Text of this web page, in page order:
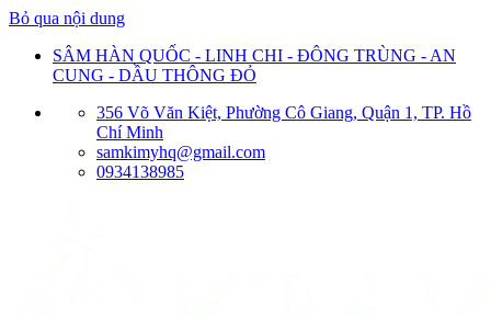
Bỏ qua nội dung
SÂM HÀN QUỐC - LINH CHI - ĐÔNG TRÙNG - AN
CUNG - DẦU THÔNG ĐỎ
356 Võ Văn Kiệt, Phường Cô Giang, Quận 1, TP. Hồ
Chí Minh
samkimyhq@gmail.com
0934138985